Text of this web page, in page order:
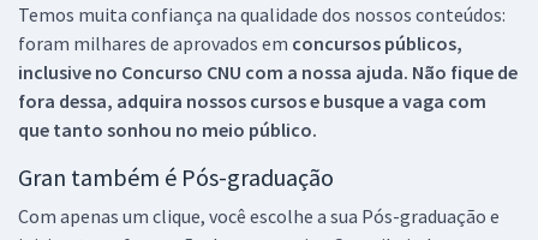
Temos muita confiança na qualidade dos nossos conteúdos:
foram milhares de aprovados em concursos públicos,
inclusive no Concurso CNU com a nossa ajuda. Não fique de
fora dessa, adquira nossos cursos e busque a vaga com
que tanto sonhou no meio público.
Gran também é Pós-graduação
Com apenas um clique, você escolhe a sua Pós-graduação e